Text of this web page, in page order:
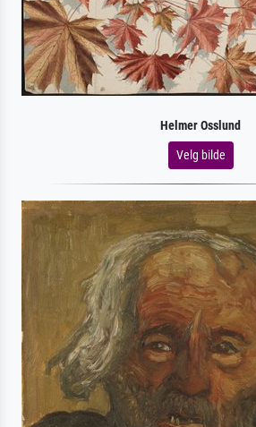
Helmer Osslund
Velg bilde